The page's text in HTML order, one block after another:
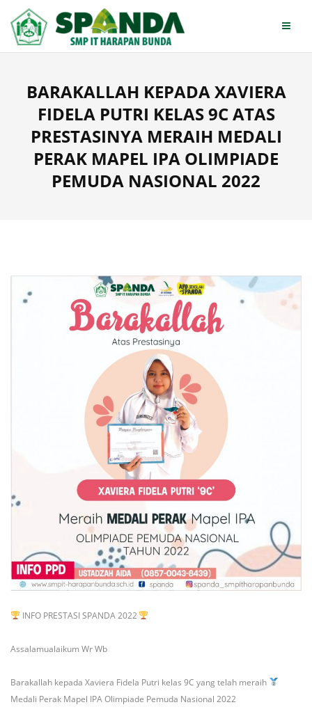
content
BARAKALLAH KEPADA XAVIERA
FIDELA PUTRI KELAS 9C ATAS
PRESTASINYA MERAIH MEDALI
PERAK MAPEL IPA OLIMPIADE
PEMUDA NASIONAL 2022
INFO PRESTASI SPANDA 2022
Assalamualaikum Wr Wb
Barakallah kepada Xaviera Fidela Putri kelas 9C yang telah meraih
Medali Perak Mapel IPA Olimpiade Pemuda Nasional 2022